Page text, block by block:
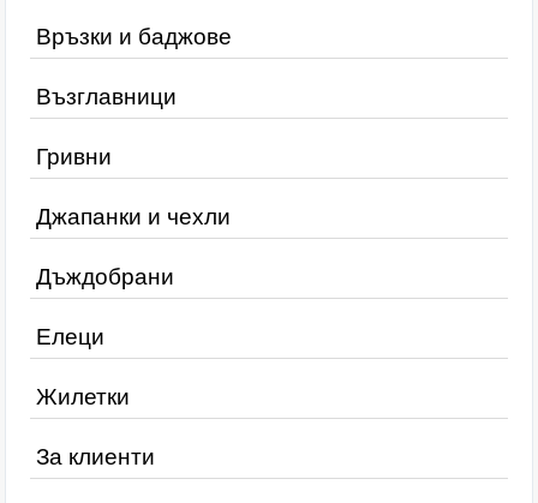
Връзки и баджове
Възглавници
Гривни
Джапанки и чехли
Дъждобрани
Елеци
Жилетки
За клиенти